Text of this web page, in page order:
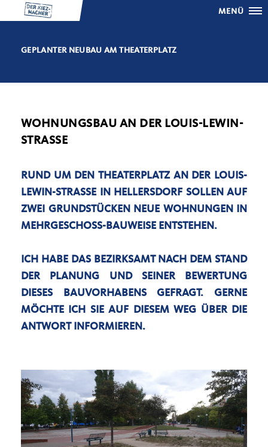
MENÜ
GEPLANTER NEUBAU AM THEATERPLATZ
WOHNUNGSBAU AN DER LOUIS-LEWIN-
STRASSE
RUND UM DEN THEATERPLATZ AN DER LOUIS-
LEWIN-STRASSE
IN HELLERSDORF SOLLEN AUF
ZWEI GRUNDSTÜCKEN NEUE WOHNUNGEN IN
MEHRGESCHOSS-BAUWEISE ENTSTEHEN.
ICH HABE DAS BEZIRKSAMT NACH DEM STAND
DER PLANUNG UND SEINER BEWERTUNG
DIESES BAUVORHABENS GEFRAGT. GERNE
MÖCHTE ICH SIE AUF DIESEM WEG ÜBER DIE
ANTWORT INFORMIEREN.